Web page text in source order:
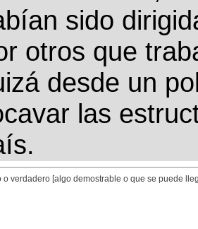
sido
otros que
desde un
las
o verdadero [algo demostrable o que se puede